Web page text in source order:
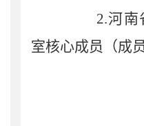
2.河南
室核心成员（成